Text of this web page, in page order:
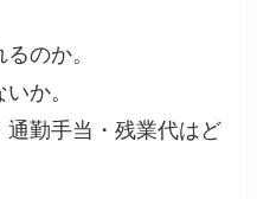
のか。
か。
勤手当・残業代はど